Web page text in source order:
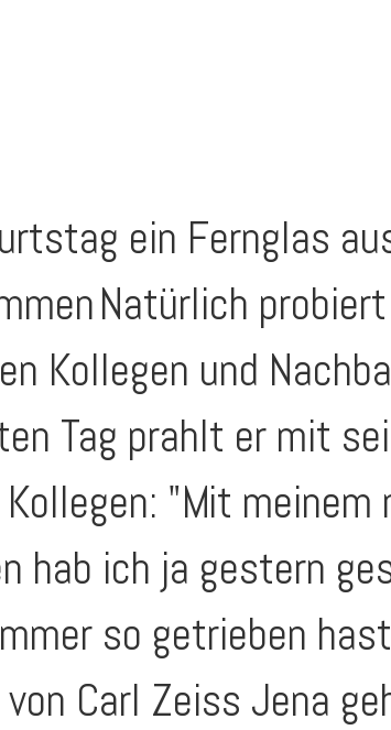
ein Fernglas
Natürlich
Kollegen und
Tag prahlt er mit
"Mit meinem
hab ich ja gestern
so getrieben
Carl Zeiss Jena